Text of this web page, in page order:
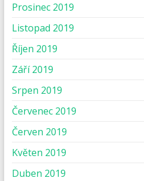
Prosinec 2019
Listopad 2019
Říjen 2019
Září 2019
Srpen 2019
Červenec 2019
Červen 2019
Květen 2019
Duben 2019